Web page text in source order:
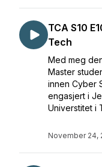
TCA S10
Tech
Med meg
Master
innen Cyber
engasjert i
Universtitet i
November 24,